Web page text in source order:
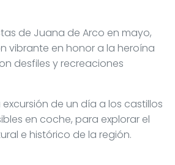
de Juana de Arco en mayo,
vibrante en honor a la heroína
desfiles y recreaciones
de un día a los castillos
en coche, para explorar el
e histórico de la región.